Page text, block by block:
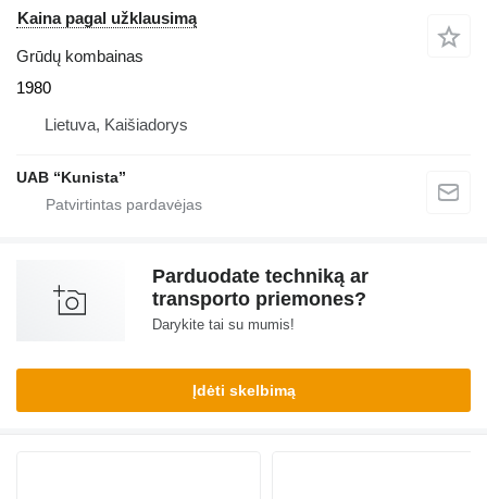
Kaina pagal užklausimą
Grūdų kombainas
1980
Lietuva, Kaišiadorys
UAB “Kunista”
Parduodate techniką ar
transporto priemones?
Darykite tai su mumis!
Įdėti skelbimą